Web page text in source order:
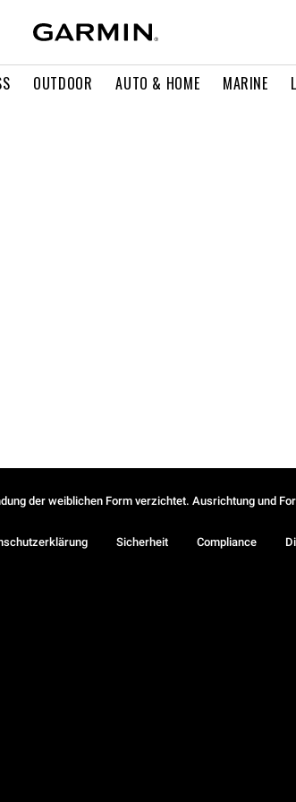
OUTDOOR AUTO & HOME MARINE
der weiblichen Form verzichtet. Ausrichtung und
Sicherheit Compliance